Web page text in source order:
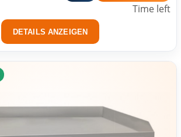
Time left
DETAILS ANZEIGEN